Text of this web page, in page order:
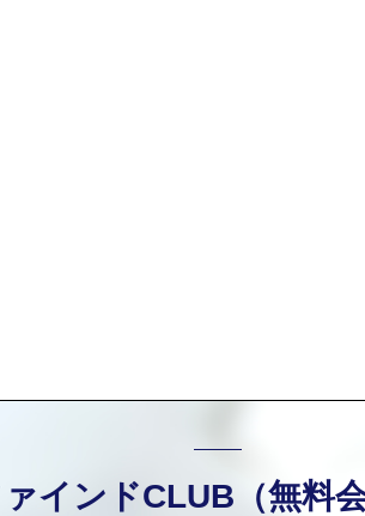
インドCLUB（無料会